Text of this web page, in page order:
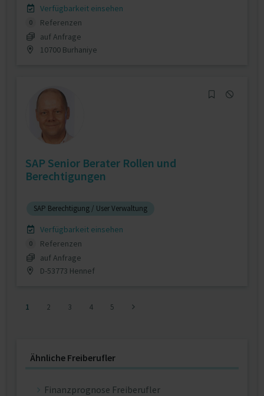
Verfügbarkeit einsehen
0
Referenzen
auf Anfrage
10700 Burhaniye
SAP Senior Berater Rollen und
Berechtigungen
SAP Berechtigung / User Verwaltung
Verfügbarkeit einsehen
0
Referenzen
auf Anfrage
D-53773 Hennef
1 2 3 4 5
Ähnliche Freiberufler
Finanzprognose Freiberufler